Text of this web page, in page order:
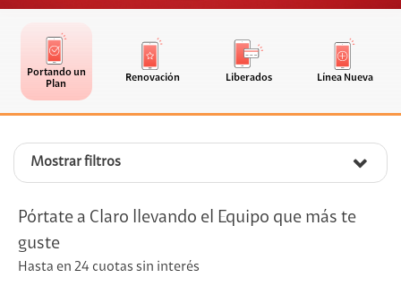
Portando un
Plan
Renovación Liberados Línea Nueva
Mostrar filtros
Pórtate a Claro llevando el Equipo que más te
guste
Hasta en 24 cuotas sin interés